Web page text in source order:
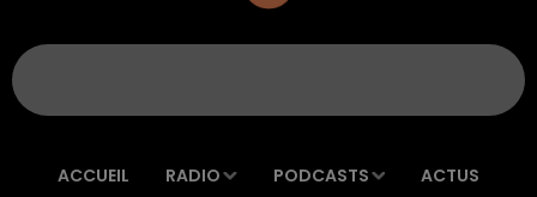
ACCUEIL RADIO PODCASTS ACTUS